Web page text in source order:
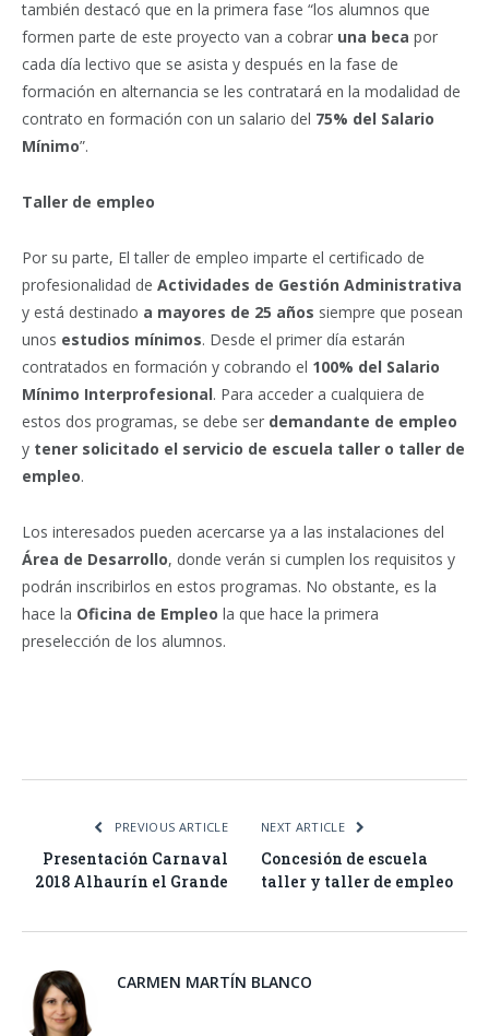
también destacó que en la primera fase “los alumnos que
formen parte de este proyecto van a cobrar una beca por
cada día lectivo que se asista y después en la fase de
formación en alternancia se les contratará en la modalidad de
contrato en formación con un salario del 75% del Salario
Mínimo”.
Taller de empleo
Por su parte, El taller de empleo imparte el certificado de
profesionalidad de Actividades de Gestión Administrativa
y está destinado a mayores de 25 años siempre que posean
unos estudios mínimos. Desde el primer día estarán
contratados en formación y cobrando el 100% del Salario
Mínimo Interprofesional. Para acceder a cualquiera de
estos dos programas, se debe ser demandante de empleo
y tener solicitado el servicio de escuela taller o taller de
empleo.
Los interesados pueden acercarse ya a las instalaciones del
Área de Desarrollo, donde verán si cumplen los requisitos y
podrán inscribirlos en estos programas. No obstante, es la
hace la Oficina de Empleo la que hace la primera
preselección de los alumnos.
PREVIOUS ARTICLE
Presentación Carnaval
2018 Alhaurín el Grande
NEXT ARTICLE
Concesión de escuela
taller y taller de empleo
CARMEN MARTÍN BLANCO